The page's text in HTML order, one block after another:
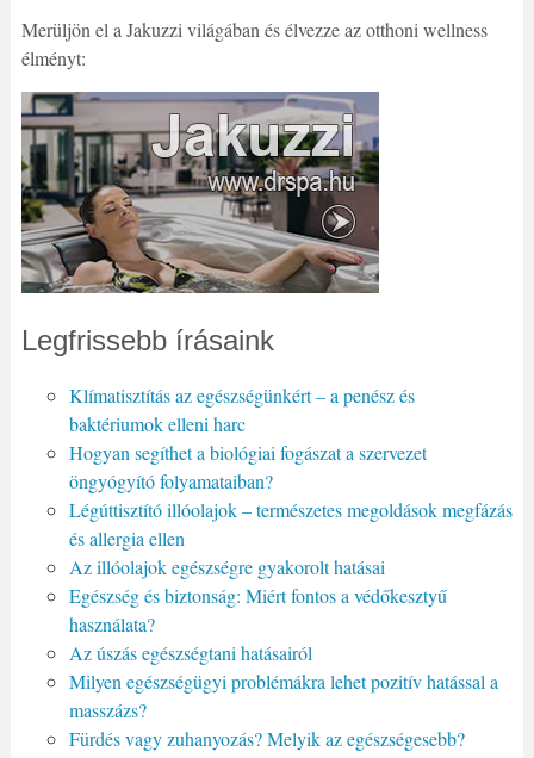
Merüljön el a Jakuzzi világában és élvezze az otthoni wellness
élményt:
Legfrissebb írásaink
Klímatisztítás az egészségünkért – a penész és
baktériumok elleni harc
Hogyan segíthet a biológiai fogászat a szervezet
öngyógyító folyamataiban?
Légúttisztító illóolajok – természetes megoldások megfázás
és allergia ellen
Az illóolajok egészségre gyakorolt hatásai
Egészség és biztonság: Miért fontos a védőkesztyű
használata?
Az úszás egészségtani hatásairól
Milyen egészségügyi problémákra lehet pozitív hatással a
masszázs?
Fürdés vagy zuhanyozás? Melyik az egészségesebb?